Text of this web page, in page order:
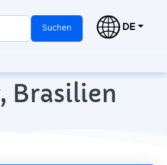
Suchen DE
Brasilien